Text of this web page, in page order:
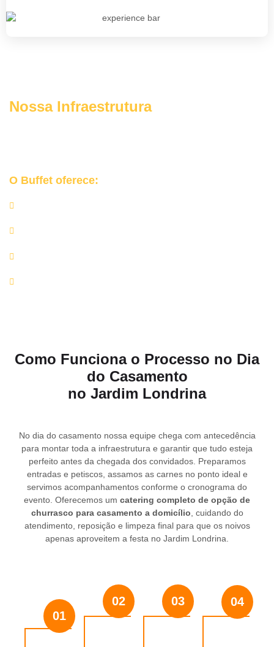
Nossa Infraestrutura
O Buffet oferece:
Como Funciona o Processo no Dia
do Casamento
no Jardim Londrina
No dia do casamento nossa equipe chega com antecedência
para montar toda a infraestrutura e garantir que tudo esteja
perfeito antes da chegada dos convidados. Preparamos
entradas e petiscos, assamos as carnes no ponto ideal e
servimos acompanhamentos conforme o cronograma do
evento. Oferecemos um catering completo de opção de
churrasco para casamento a domicílio, cuidando do
atendimento, reposição e limpeza final para que os noivos
apenas aproveitem a festa no Jardim Londrina.
01
02 03 04